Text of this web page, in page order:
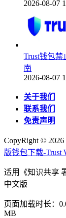
2026-08-07
Trust钱包
南
2026-08-07
关于我们
联系我们
免责声明
CopyRight © 2026
版钱包下载-Trust
适用《知识共享
中文版
页面加载时长：
MB